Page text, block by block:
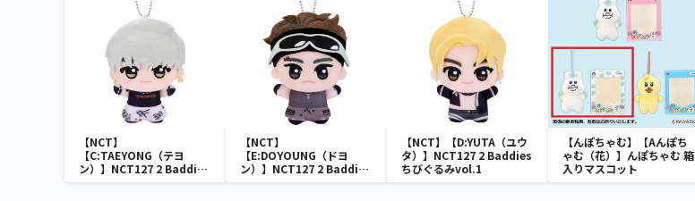
【NCT】
【C:TAEYONG（テヨ
ン）】NCT127 2 Baddies
ちびぐるみvol.1
【NCT】
【E:DOYOUNG（ドヨ
ン）】NCT127 2 Baddies
ちびぐるみvol.1
【NCT】【D:YUTA（ユウ
タ）】NCT127 2 Baddies
ちびぐるみvol.1
【んぽちゃむ】【Aんぽち
ゃむ（花）】んぽちゃむ 箱
入りマスコット